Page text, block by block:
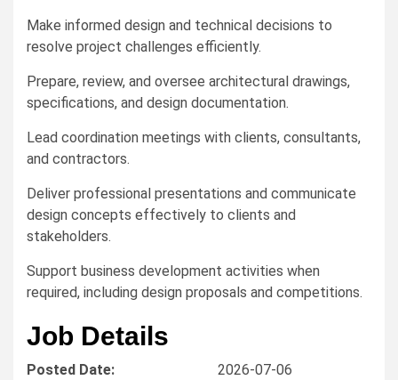
Make informed design and technical decisions to
resolve project challenges efficiently.
Prepare, review, and oversee architectural drawings,
specifications, and design documentation.
Lead coordination meetings with clients, consultants,
and contractors.
Deliver professional presentations and communicate
design concepts effectively to clients and
stakeholders.
Support business development activities when
required, including design proposals and competitions.
Job Details
Posted Date:
2026-07-06